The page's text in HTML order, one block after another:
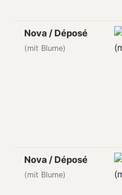
Nova / Déposé
(mit Blume)
Nova / Déposé
(mit Blume)